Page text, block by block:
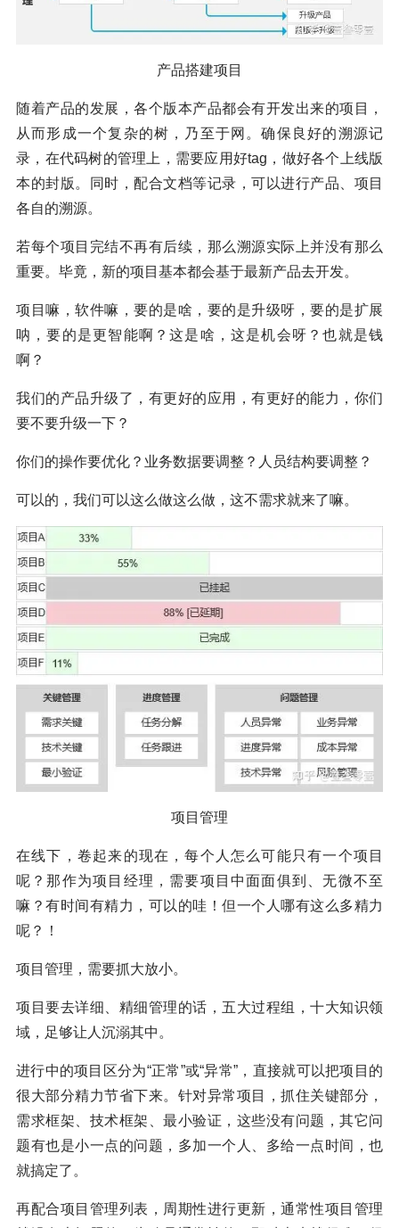
产品搭建项目
随着产品的发展，各个版本产品都会有开发出来的项目，
从而形成一个复杂的树，乃至于网。确保良好的溯源记
录，在代码树的管理上，需要应用好tag，做好各个上线版
本的封版。同时，配合文档等记录，可以进行产品、项目
各自的溯源。
若每个项目完结不再有后续，那么溯源实际上并没有那么
重要。毕竟，新的项目基本都会基于最新产品去开发。
项目嘛，软件嘛，要的是啥，要的是升级呀，要的是扩展
呐，要的是更智能啊？这是啥，这是机会呀？也就是钱
啊？
我们的产品升级了，有更好的应用，有更好的能力，你们
要不要升级一下？
你们的操作要优化？业务数据要调整？人员结构要调整？
可以的，我们可以这么做这么做，这不需求就来了嘛。
项目管理
在线下，卷起来的现在，每个人怎么可能只有一个项目
呢？那作为项目经理，需要项目中面面俱到、无微不至
嘛？有时间有精力，可以的哇！但一个人哪有这么多精力
呢？！
项目管理，需要抓大放小。
项目要去详细、精细管理的话，五大过程组，十大知识领
域，足够让人沉溺其中。
进行中的项目区分为“正常”或“异常”，直接就可以把项目的
很大部分精力节省下来。针对异常项目，抓住关键部分，
需求框架、技术框架、最小验证，这些没有问题，其它问
题有也是小一点的问题，多加一个人、多给一点时间，也
就搞定了。
再配合项目管理列表，周期性进行更新，通常性项目管理